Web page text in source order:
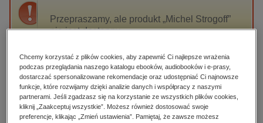
biznesowe, branżowe, gospodarka
dzienniki
edukacja
hobby, sport, rozrywka
komputery, internet, technologie, informatyka
Przepraszamy, ale produkt „Michel Strogoff”
nie jest dostępny.
High-contrast mode
Polecane
Chcemy korzystać z plików cookies, aby zapewnić Ci najlepsze wrażenia
podczas przeglądania naszego katalogu ebooków, audiobooków i e-prasy,
dostarczać spersonalizowane rekomendacje oraz udostępniać Ci najnowsze
funkcje, które rozwijamy dzięki analizie danych i współpracy z naszymi
partnerami. Jeśli zgadzasz się na korzystanie ze wszystkich plików cookies,
kliknij „Zaakceptuj wszystkie”. Możesz również dostosować swoje
preferencje, klikając „Zmień ustawienia”. Pamiętaj, że zawsze możesz